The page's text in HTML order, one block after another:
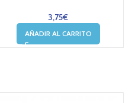
3,75€
AÑADIR AL CARRITO